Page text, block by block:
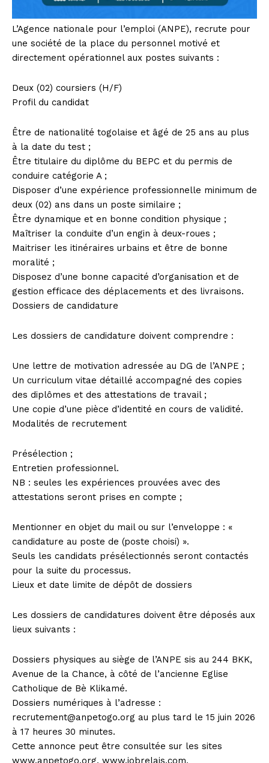
L’Agence nationale pour l’emploi (ANPE), recrute pour
une société de la place du personnel motivé et
directement opérationnel aux postes suivants :
Deux (02) coursiers (H/F)
Profil du candidat
Être de nationalité togolaise et âgé de 25 ans au plus
à la date du test ;
Être titulaire du diplôme du BEPC et du permis de
conduire catégorie A ;
Disposer d’une expérience professionnelle minimum de
deux (02) ans dans un poste similaire ;
Être dynamique et en bonne condition physique ;
Maîtriser la conduite d’un engin à deux-roues ;
Maitriser les itinéraires urbains et être de bonne
moralité ;
Disposez d’une bonne capacité d’organisation et de
gestion efficace des déplacements et des livraisons.
Dossiers de candidature
Les dossiers de candidature doivent comprendre :
Une lettre de motivation adressée au DG de l’ANPE ;
Un curriculum vitae détaillé accompagné des copies
des diplômes et des attestations de travail ;
Une copie d’une pièce d’identité en cours de validité.
Modalités de recrutement
Présélection ;
Entretien professionnel.
NB : seules les expériences prouvées avec des
attestations seront prises en compte ;
Mentionner en objet du mail ou sur l’enveloppe : «
candidature au poste de (poste choisi) ».
Seuls les candidats présélectionnés seront contactés
pour la suite du processus.
Lieux et date limite de dépôt de dossiers
Les dossiers de candidatures doivent être déposés aux
lieux suivants :
Dossiers physiques au siège de l’ANPE sis au 244 BKK,
Avenue de la Chance, à côté de l’ancienne Eglise
Catholique de Bè Klikamé.
Dossiers numériques à l’adresse :
recrutement@anpetogo.org au plus tard le 15 juin 2026
à 17 heures 30 minutes.
Cette annonce peut être consultée sur les sites
www.anpetogo.org, www.jobrelais.com,